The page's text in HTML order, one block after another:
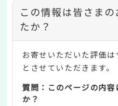
コ
ン
テ
ン
ツ
評
この情報は皆さま
たか？
お寄せいただいた評価
とさせていただきます。
質問：このページの内
か？